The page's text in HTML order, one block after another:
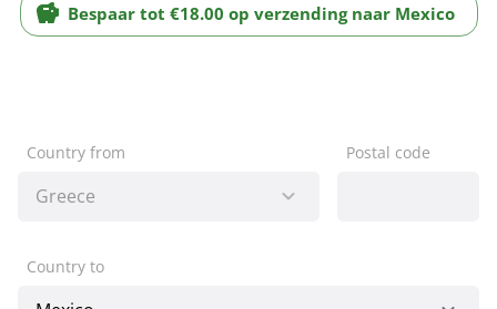
Bespaar tot €18.00 op verzending naar Mexico
Country from Postal code
Country to